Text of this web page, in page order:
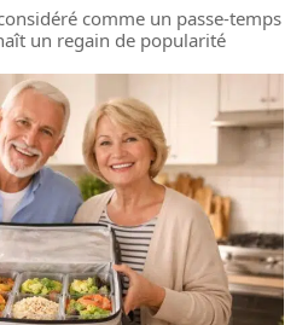
comme un passe-temps
un regain de popularité